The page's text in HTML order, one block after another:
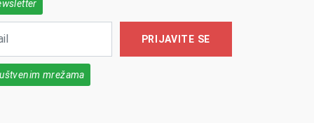
PRIJAVITE SE
mrežama